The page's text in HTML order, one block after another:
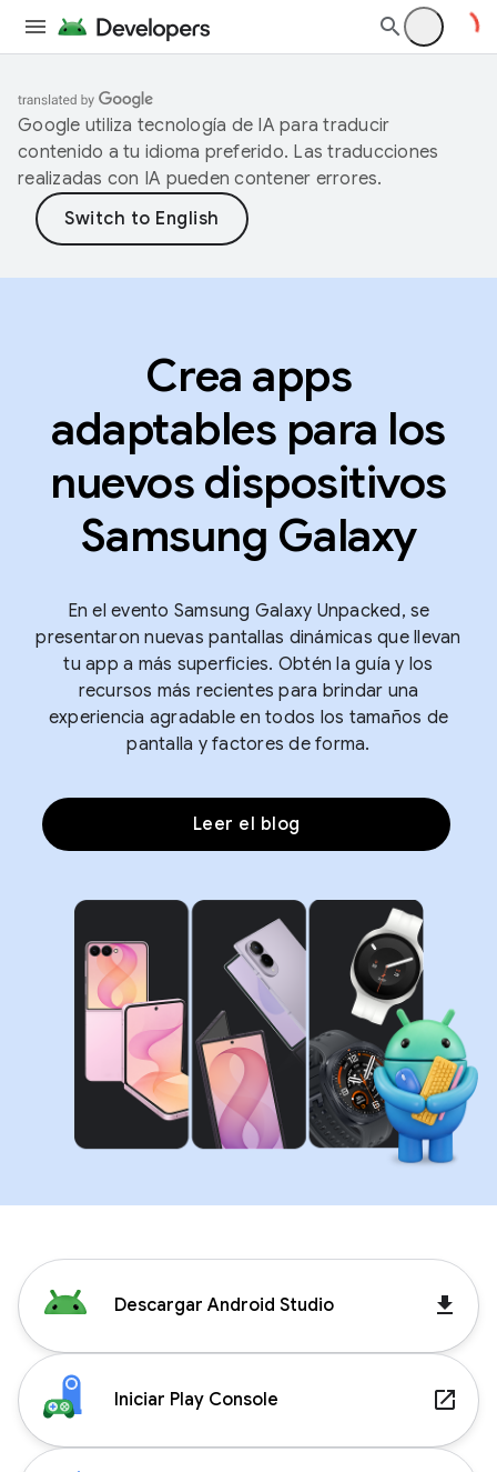
Google utiliza tecnología de IA para traducir
contenido a tu idioma preferido. Las traducciones
realizadas con IA pueden contener errores.
Crea apps
adaptables para los
nuevos dispositivos
Samsung Galaxy
En el evento Samsung Galaxy Unpacked, se
presentaron nuevas pantallas dinámicas que llevan
tu app a más superficies. Obtén la guía y los
recursos más recientes para brindar una
experiencia agradable en todos los tamaños de
pantalla y factores de forma.
Leer el blog
Descargar Android Studio get_app
Iniciar Play Console launch